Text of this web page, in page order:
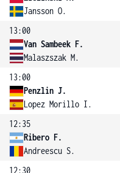
Jansson O.
13:00
Van Sambeek F.
Malaszszak M.
13:00
Penzlin J.
Lopez Morillo I.
12:35
Ribero F.
Andreescu S.
12:30